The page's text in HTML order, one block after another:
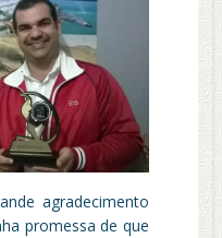
agradecimento
promessa de que